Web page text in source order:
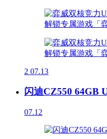
2 07.13
闪迪CZ550 64GB
07.12